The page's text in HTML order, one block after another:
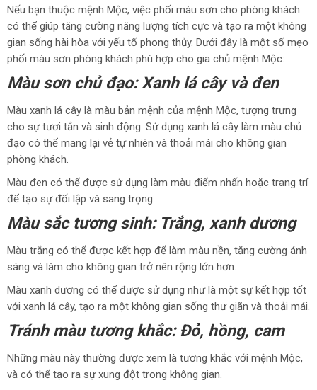
Nếu bạn thuộc mệnh Mộc, việc phối màu sơn cho phòng khách
có thể giúp tăng cường năng lượng tích cực và tạo ra một không
gian sống hài hòa với yếu tố phong thủy. Dưới đây là một số mẹo
phối màu sơn phòng khách phù hợp cho gia chủ mệnh Mộc:
Màu sơn chủ đạo: Xanh lá cây và đen
Màu xanh lá cây là màu bản mệnh của mệnh Mộc, tượng trưng
cho sự tươi tắn và sinh động. Sử dụng xanh lá cây làm màu chủ
đạo có thể mang lại vẻ tự nhiên và thoải mái cho không gian
phòng khách.
Màu đen có thể được sử dụng làm màu điểm nhấn hoặc trang trí
để tạo sự đối lập và sang trọng.
Màu sắc tương sinh: Trắng, xanh dương
Màu trắng có thể được kết hợp để làm màu nền, tăng cường ánh
sáng và làm cho không gian trở nên rộng lớn hơn.
Màu xanh dương có thể được sử dụng như là một sự kết hợp tốt
với xanh lá cây, tạo ra một không gian sống thư giãn và thoải mái.
Tránh màu tương khắc: Đỏ, hồng, cam
Những màu này thường được xem là tương khắc với mệnh Mộc,
và có thể tạo ra sự xung đột trong không gian.